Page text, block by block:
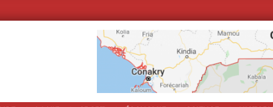
Votre Magarzine